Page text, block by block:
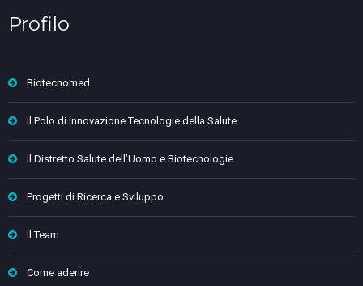
Profilo
Biotecnomed
Il Polo di Innovazione Tecnologie della Salute
Il Distretto Salute dell’Uomo e Biotecnologie
Progetti di Ricerca e Sviluppo
Il Team
Come aderire